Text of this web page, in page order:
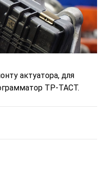
актуатора, для
ТР-ТАСТ.